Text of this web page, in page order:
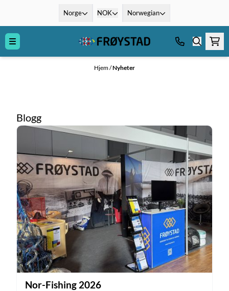
Norge NOK Norwegian
Hjem/Nyheter
Blogg
Nor-Fishing 2026